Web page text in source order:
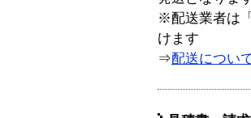
※配送業者は
けます
⇒配送につい